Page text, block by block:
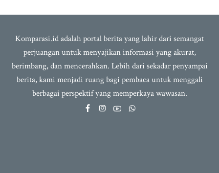
Komparasi.id adalah portal berita yang lahir dari semangat
perjuangan untuk menyajikan informasi yang akurat,
berimbang, dan mencerahkan. Lebih dari sekadar penyampai
berita, kami menjadi ruang bagi pembaca untuk menggali
berbagai perspektif yang memperkaya wawasan.